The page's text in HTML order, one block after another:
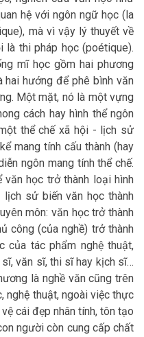
hệ với ngôn ngữ học (la
mà vì vậy lý thuyết về
thi pháp học (poétique).
mĩ học gồm hai phương
hai hướng để phê bình văn
Một mặt, nó là một vựng
cách hay hình thể ngôn
thể chế xã hội - lịch sử
mang tính cấu thành (hay
ngôn mang tính thể chế.
học trở thành loại hình
lịch sử biến văn học thành
môn: văn học trở thành
công (của nghề) trở thành
của tác phẩm nghệ thuật,
văn sĩ, thi sĩ hay kịch sĩ…
là nghề văn cũng trên
nghệ thuật, ngoài việc thực
cái đẹp nhân tính, tôn tạo
người còn cung cấp chất